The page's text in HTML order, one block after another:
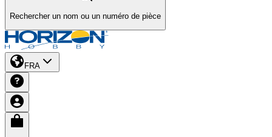
Rechercher un nom ou un numéro de pièce
FRA